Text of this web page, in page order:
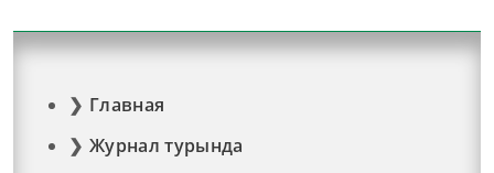
Главная
Журнал турында